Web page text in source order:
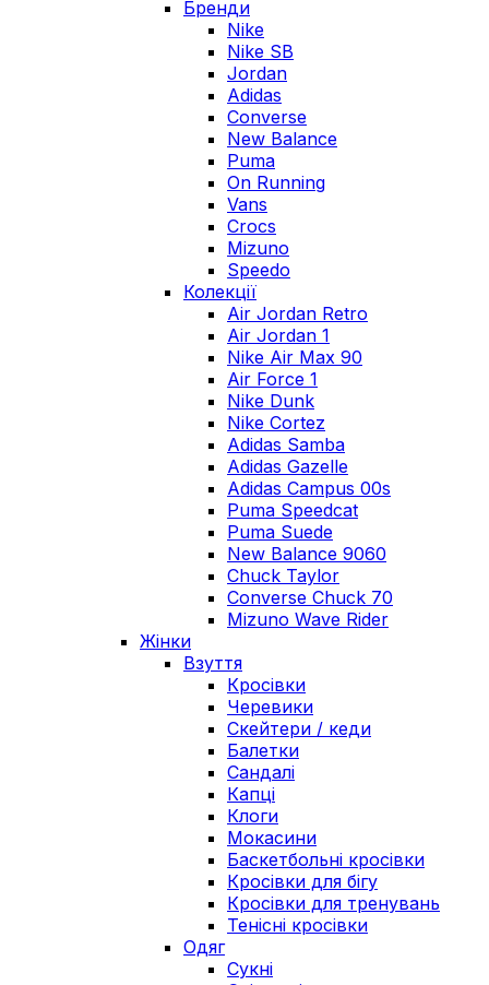
Бренди
Nike
Nike SB
Jordan
Adidas
Converse
New Balance
Puma
On Running
Vans
Crocs
Mizuno
Speedo
Колекції
Air Jordan Retro
Air Jordan 1
Nike Air Max 90
Air Force 1
Nike Dunk
Nike Cortez
Adidas Samba
Adidas Gazelle
Adidas Campus 00s
Puma Speedcat
Puma Suede
New Balance 9060
Chuck Taylor
Converse Chuck 70
Mizuno Wave Rider
Жінки
Взуття
Кросівки
Черевики
Скейтери / кеди
Балетки
Сандалі
Капці
Клоги
Мокасини
Баскетбольні кросівки
Кросівки для бігу
Кросівки для тренувань
Тенісні кросівки
Одяг
Сукні